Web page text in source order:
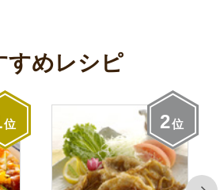
すめレシピ
位 2位